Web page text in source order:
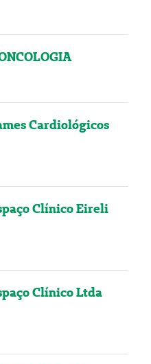
Cardiológicos
Clínico Eireli
Clínico Ltda